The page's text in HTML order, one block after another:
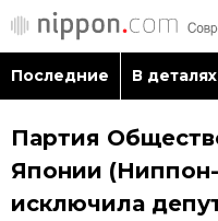
Последние
Последние В деталях
Партия
Японии
исключила